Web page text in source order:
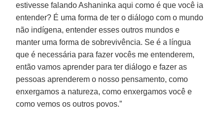
estivesse falando Ashaninka aqui como é que você ia
entender? É uma forma de ter o diálogo com o mundo
não indígena, entender esses outros mundos e
manter uma forma de sobrevivência. Se é a língua
que é necessária para fazer vocês me entenderem,
então vamos aprender para ter diálogo e fazer as
pessoas aprenderem o nosso pensamento, como
enxergamos a natureza, como enxergamos você e
como vemos os outros povos.”